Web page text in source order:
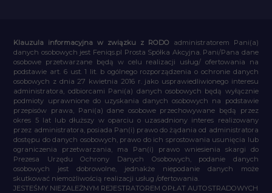
Klauzula informacyjna w związku z RODO administratorem Pani(a)
danych osobowych jest Feniqs.pl Prosta Spółka Akcyjna. Pani/Pana dane
osobowe przetwarzane będą w celu realizacji usług/ ofertowania na
podstawie art. 6 ust. 1 lit. b ogólnego rozporządzenia o ochronie danych
osobowych z dnia 27 kwietnia 2016 r. jako usprawiedliwionego interesu
administratora, odbiorcami Pani(a) danych osobowych będą wyłącznie
podmioty uprawnione do uzyskania danych osobowych na podstawie
przepisów prawa, Pani(a) dane osobowe przechowywane będą przez
okres 5 lat lub dłuższy w oparciu o uzasadniony interes realizowany
przez administratora, posiada Pan(i) prawo do żądania od administratora
dostępu do danych osobowych, prawo do ich sprostowania usunięcia lub
ograniczenia przetwarzania, ma Pan(i) prawo wniesienia skargi do
Prezesa Urzędu Ochrony Danych Osobowych, podanie danych
osobowych jest dobrowolne, jednakże niepodanie danych może
skutkować niemożliwością realizacji usług /ofertowania.
JESTEŚMY NIEZALEŻNYM REJESTRATOREM OPŁAT AUTOSTRADOWYCH